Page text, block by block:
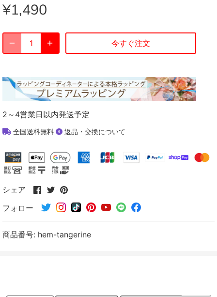
¥1,490
今すぐ注文
2～4営業日以内発送予定
全国送料無料 返品・交換について
シェア
Facebook
シ
ェ
す
Twitter
シ
ェ
ア
す
Pinterest
シ
ェ
す
フォロー
商品番号: hem-tangerine